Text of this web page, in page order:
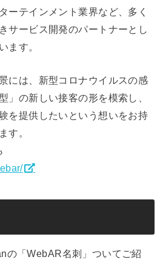
ーテインメント業界など、多く
サービス開発のパートナーとし
ます。
には、新型コロナウイルスの感
」の新しい接客の形を模索し、
を提供したいという想いをお持
す。
の「WebAR名刺」ついてご紹